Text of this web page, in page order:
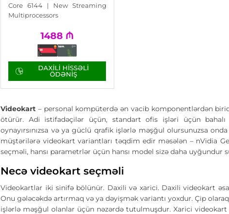
Core 6144 | New Streaming
Multiprocessors
1488 ₼
DAXILI HISSƏLI
ÖDƏNIŞ
Videokart – personal kompüterdə ən vacib komponentlərdən
ötürür. Adi istifadəçilər üçün, standart ofis işləri üçün
oynayırsınızsa və ya güclü qrafik işlərlə məşğul olursunuzsa
müştərilərə videokart variantları təqdim edir məsələn – nVidia
seçməli, hansı parametrlər üçün hansı model sizə daha uyğundur
Necə videokart seçməli
Videokartlar iki sinifə bölünür. Daxili və xarici. Daxili videokart
Onu gələcəkdə artırmaq və ya dəyişmək variantı yoxdur. Çip
işlərlə məşğul olanlar üçün nəzərdə tutulmuşdur. Xarici